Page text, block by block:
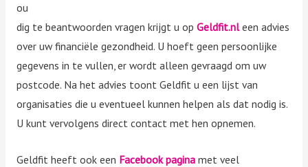
ou
dig te beantwoorden vragen krijgt u op Geldfit.nleen advies
over uw financiële gezondheid. U hoeft geen persoonlijke
gegevens in te vullen, er wordt alleen gevraagd om uw
postcode. Na het advies toont Geldfit u een lijst van
organisaties die u eventueel kunnen helpen als dat nodig is.
U kunt vervolgens direct contact met hen opnemen.
Geldfit heeft ook een Facebook paginamet veel